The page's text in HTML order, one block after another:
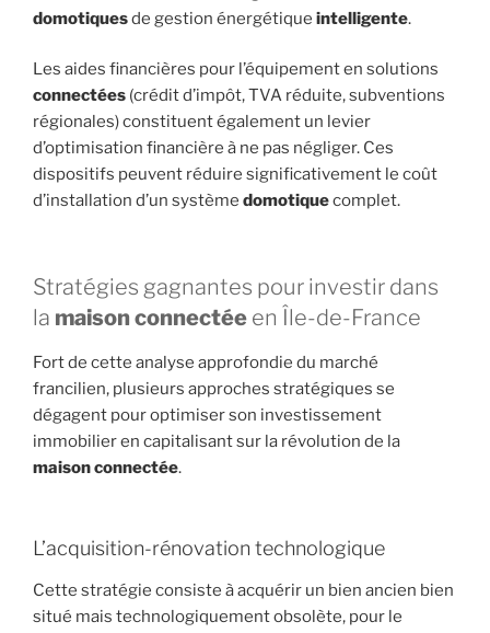
domotiquesde gestion énergétique intelligente.
Les aides financières pour l’équipement en solutions
connectées (crédit d’impôt, TVA réduite, subventions
régionales) constituent également un levier
d’optimisation financière à ne pas négliger. Ces
dispositifs peuvent réduire significativement le coût
d’installation d’un système domotiquecomplet.
Stratégies gagnantes pour investir dans
la maison connectée en Île-de-France
Fort de cette analyse approfondie du marché
francilien, plusieurs approches stratégiques se
dégagent pour optimiser son investissement
immobilier en capitalisant sur la révolution de la
maison connectée.
L’acquisition-rénovation technologique
Cette stratégie consiste à acquérir un bien ancien bien
situé mais technologiquement obsolète, pour le